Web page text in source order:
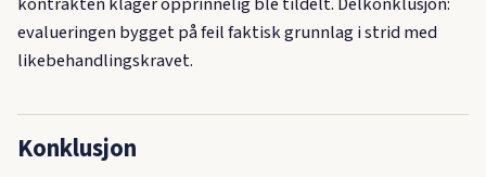
evalueringen bygget på feil faktisk grunnlag i strid med
likebehandlingskravet.
Konklusjon